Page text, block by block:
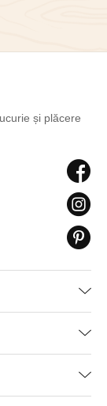
și plăcere